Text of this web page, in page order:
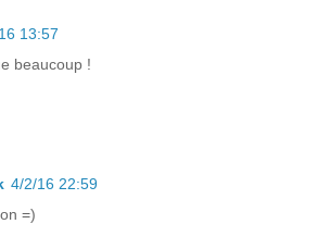
13:57
beaucoup !
4/2/16 22:59
=)